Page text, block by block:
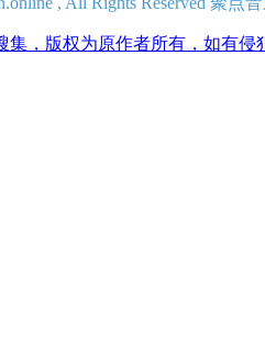
集，版权为原作者所有，如有侵